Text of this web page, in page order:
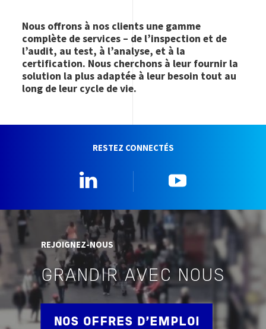
Nous offrons à nos clients une gamme
complète de services – de l’inspection et de
l’audit, au test, à l’analyse, et à la
certification. Nous cherchons à leur fournir la
solution la plus adaptée à leur besoin tout au
long de leur cycle de vie.
RESTEZ CONNECTÉS
REJOIGNEZ-NOUS
GRANDIR AVEC NOUS
NOS OFFRES D'EMPLOI